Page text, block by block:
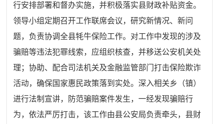
行安排部署和督办实施，并积极落实县财政补贴资金。
领导小组定期召开工作联席会议，研究新情况、新问
题，负责协调全县牦牛保险工作。对工作中发现的涉及
骗赔等违法犯罪线索，应组织核查，并移送公安机关处
理；协助、配合司法机关及金融监管部门打击保险欺诈
活动，确保国家惠民政策落到实处。深入相关乡（镇）
进行法制宣讲，防范骗赔案件发生，一经发现骗赔行
为，依法严厉打击，该工作由县公安局负责牵头，县财